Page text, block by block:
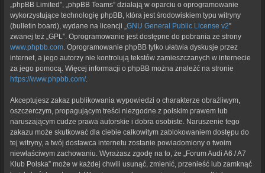
„phpBB Limited”, „phpBB Teams” działają w oparciu o oprogramowanie
wykorzystujące technologię phpBB, która jest środowiskiem typu witryny
(bulletin board), wydane na licencji „GNU General Public License v2”
zwanej też „GPL”. Oprogramowanie jest dostępne do pobrania ze strony
www.phpbb.com. Oprogramowanie phpBB tylko ułatwia dyskusje przez
internet, a jego autorzy nie kontrolują tekstów zamieszczanych w internecie
za jego pomocą. Więcej informacji o phpBB można znaleźć na stronie
https://www.phpbb.com/.
Akceptujesz zakaz publikowania wypowiedzi o charakterze obraźliwym,
oszczerczym, propagującym treści niezgodne z polskim prawem lub
naruszającym cudze prawa autorskie i dobra osobiste. Naruszenie tego
zakazu może skutkować dla ciebie całkowitym zablokowaniem dostępu do
tej witryny, a twój dostawca internetu zostanie powiadomiony o twoim
niewłaściwym zachowaniu. Wyrażasz zgodę na to, że „Forum Audi A6 / A7
Klub Polska” może w każdej chwili usunąć, zmienić, przenieść lub zamknąć